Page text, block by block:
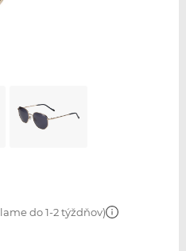
do 1-2 týždňov)